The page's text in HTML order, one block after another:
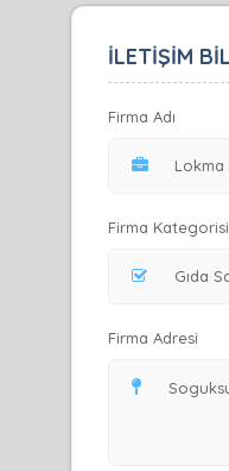
İLETİŞİM
Firma Adı
Firma Kategorisi
Firma Adresi